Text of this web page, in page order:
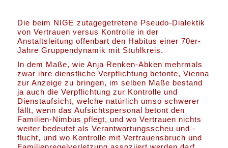
Die beim NIGE zutagegetretene Pseudo-Dialektik
von Vertrauen versus Kontrolle in der
Anstaltsleitung offenbart den Habitus einer 70er-
Jahre Gruppendynamik mit Stuhlkreis.
In dem Maße, wie Anja Renken-Abken mehrmals
zwar ihre dienstliche Verpflichtung betonte, Vienna
zur Anzeige zu bringen, im selben Maße bestand
ja auch die Verpflichtung zur Kontrolle und
Dienstaufsicht, welche natürlich umso schwerer
fällt, wenn das Aufsichtspersonal betont den
Familien-Nimbus pflegt, und wo Vertrauen nichts
weiter bedeutet als Verantwortungsscheu und -
flucht, und wo Kontrolle mit Vertrauensbruch und